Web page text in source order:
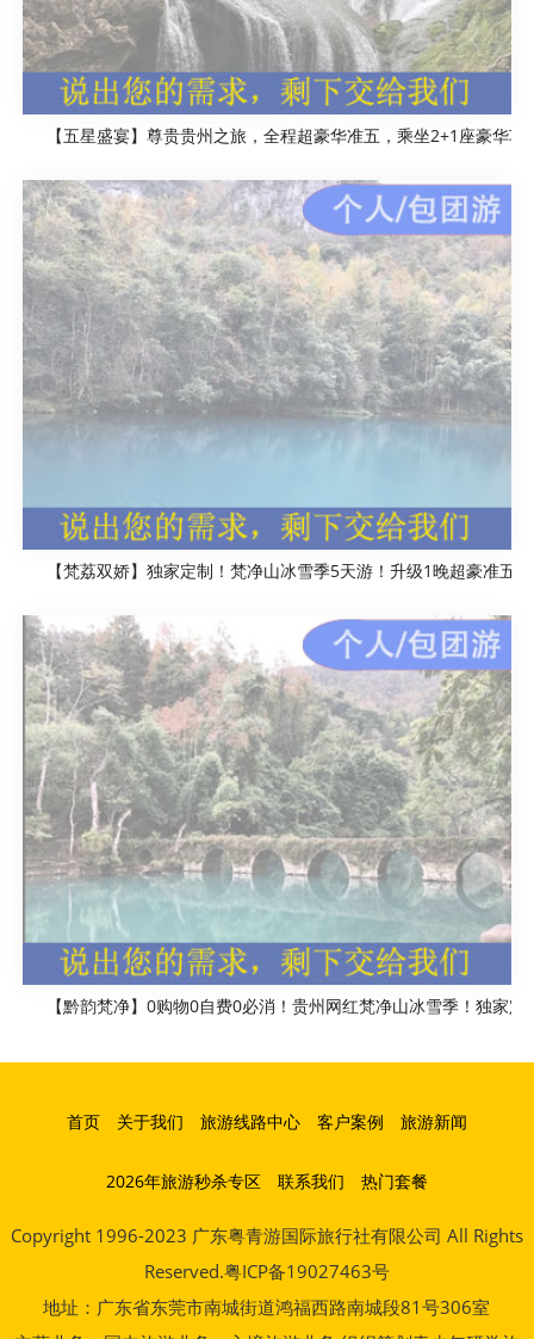
【五星盛宴】尊贵贵州之旅，全程超豪华准五，乘坐2+1座豪华
【梵荔双娇】独家定制！梵净山冰雪季5天游！升级1晚超豪准五
【黔韵梵净】0购物0自费0必消！贵州网红梵净山冰雪季！独家
首页 关于我们 旅游线路中心 客户案例 旅游新闻
2026年旅游秒杀专区 联系我们 热门套餐
Copyright 1996-2023 广东粤青游国际旅行社有限公司 All Rights
Reserved.粤ICP备19027463号
地址：广东省东莞市南城街道鸿福西路南城段81号306室